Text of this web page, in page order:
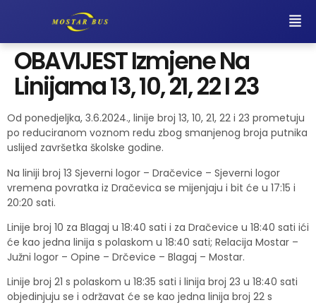
OBAVIJEST Izmjene Na
Linijama 13, 10, 21, 22 I 23
Od ponedjeljka, 3.6.2024., linije broj 13, 10, 21, 22 i 23 prometuju
po reduciranom voznom redu zbog smanjenog broja putnika
uslijed završetka školske godine.
Na liniji broj 13 Sjeverni logor – Dračevice – Sjeverni logor
vremena povratka iz Dračevica se mijenjaju i bit će u 17:15 i
20:20 sati.
Linije broj 10 za Blagaj u 18:40 sati i za Dračevice u 18:40 sati ići
će kao jedna linija s polaskom u 18:40 sati; Relacija Mostar –
Južni logor – Opine – Drčevice – Blagaj – Mostar.
Linije broj 21 s polaskom u 18:35 sati i linija broj 23 u 18:40 sati
objedinjuju se i održavat će se kao jedna linija broj 22 s